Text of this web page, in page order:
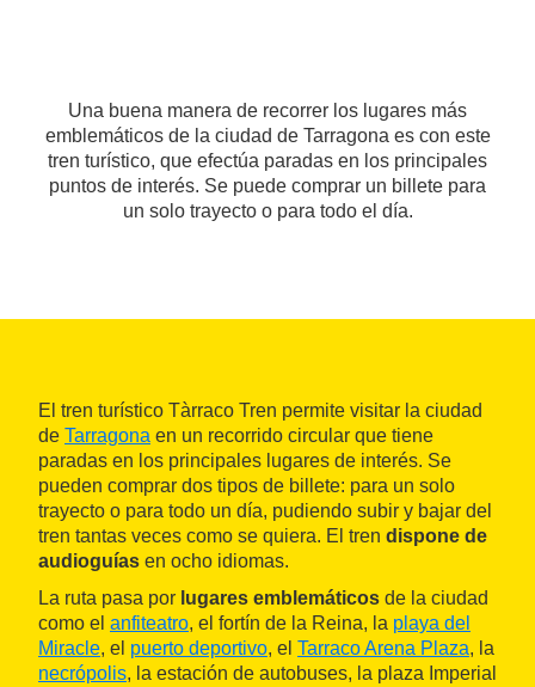
Una buena manera de recorrer los lugares más
emblemáticos de la ciudad de Tarragona es con este
tren turístico, que efectúa paradas en los principales
puntos de interés. Se puede comprar un billete para
un solo trayecto o para todo el día.
El tren turístico Tàrraco Tren permite visitar la ciudad
de Tarragona en un recorrido circular que tiene
paradas en los principales lugares de interés. Se
pueden comprar dos tipos de billete: para un solo
trayecto o para todo un día, pudiendo subir y bajar del
tren tantas veces como se quiera. El tren dispone de
audioguías en ocho idiomas.
La ruta pasa por lugares emblemáticos de la ciudad
como el anfiteatro, el fortín de la Reina, la playa del
Miracle, el puerto deportivo, el Tarraco Arena Plaza, la
necrópolis, la estación de autobuses, la plaza Imperial